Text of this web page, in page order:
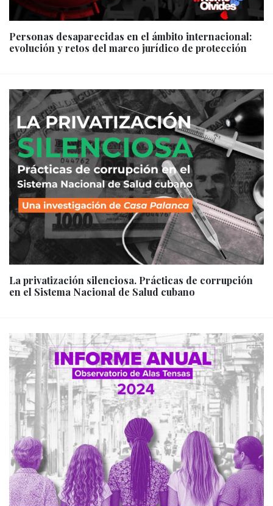
Personas desaparecidas en el ámbito internacional:
evolución y retos del marco jurídico de protección
La privatización silenciosa. Prácticas de corrupción
en el Sistema Nacional de Salud cubano